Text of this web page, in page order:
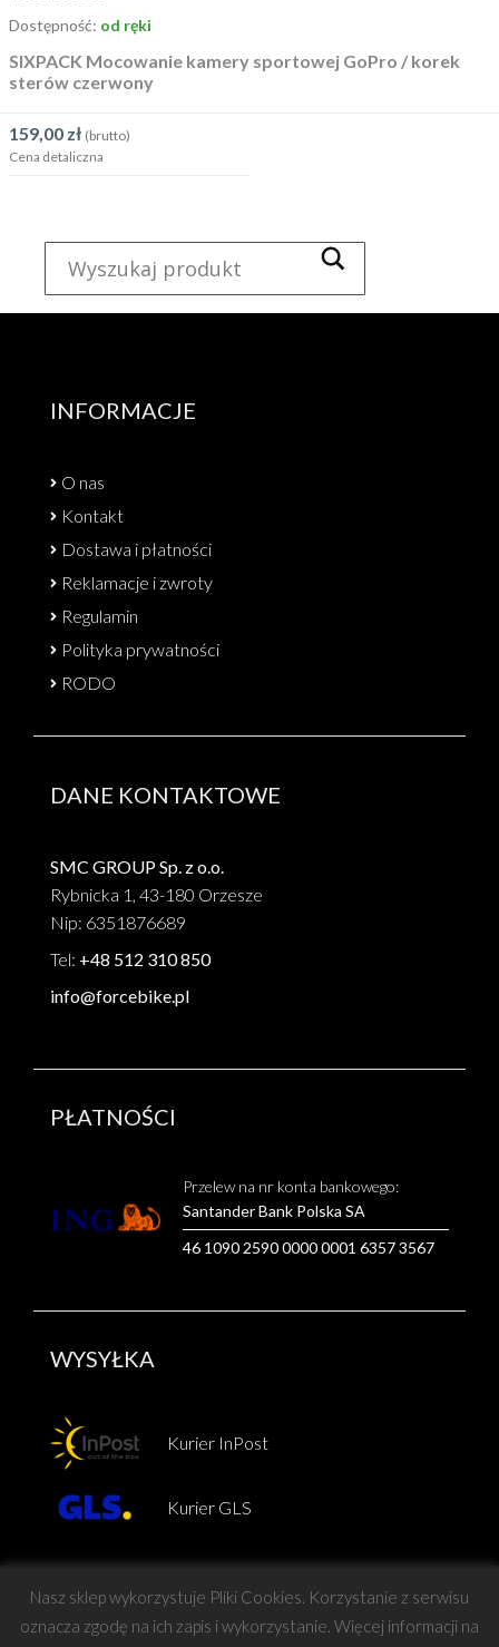
Dostępność: od ręki
SIXPACK Mocowanie kamery sportowej GoPro / korek
sterów czerwony
159,00 zł (brutto)
Cena detaliczna
INFORMACJE
O nas
Kontakt
Dostawa i płatności
Reklamacje i zwroty
Regulamin
Polityka prywatności
RODO
DANE KONTAKTOWE
SMC GROUP Sp. z o.o.
Rybnicka 1, 43-180 Orzesze
Nip: 6351876689
Tel: +48 512 310 850
info@forcebike.pl
PŁATNOŚCI
Przelew na nr konta bankowego:
Santander Bank Polska SA
46 1090 2590 0000 0001 6357 3567
WYSYŁKA
Kurier InPost
Kurier GLS
Nasz sklep wykorzystuje Pliki Cookies. Korzystanie z serwisu
oznacza zgodę na ich zapis i wykorzystanie. Więcej informacji na